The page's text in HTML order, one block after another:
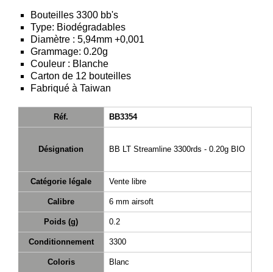
Téléchargement
Service
après
vente
C.G.V.
contacter
de vos
Bouteilles 3300 bb's
Type: Biodégradables
Diamètre : 5,94mm +0,001
Grammage: 0.20g
Couleur : Blanche
Carton de 12 bouteilles
Fabriqué à Taiwan
Réf. BB3354
Désignation BB LT Streamline 3300rds - 0.20g BIO
Catégorie légale Vente libre
Calibre 6 mm airsoft
Poids (g) 0.2
Conditionnement 3300
Coloris Blanc